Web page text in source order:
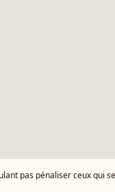
ceux qui se seraient retrouvés avec la vue complètement bouchée par la foule, elle a